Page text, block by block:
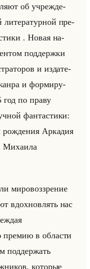
об учре­жде­
ли­те­ра­тур­ной пре­
. Новая на­
под­держ­ки
и из­да­те­
и фор­ми­ру­
по праву
фантастики:
рождения Аркадия
Михаила
мировоззрение
вдохновлять нас
премию в области
поддержать
которые